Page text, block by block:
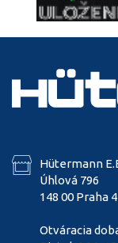
Hütermann
Úhlová 796
148 00 Praha 4
Otváracia